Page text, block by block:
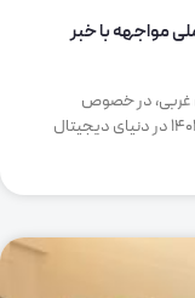
مواجهه با خبر
غربی، در خصوص
برنامه‌های پویش مواجهه با اخبار جعلی در سال 1403 در دنیای دیجیتال